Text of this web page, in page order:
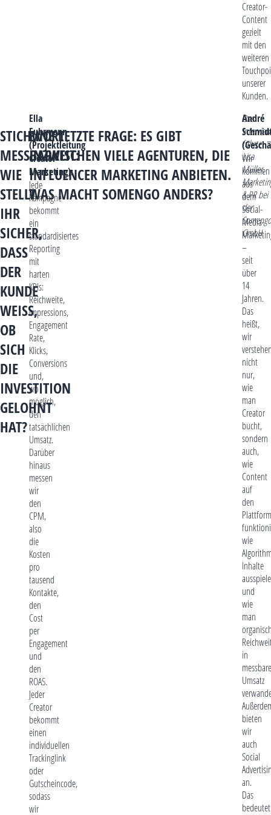
Creator-
Content
gezielt
mit den
weiteren
unserer
Kunden.
STICHWORT
MESSBARKEIT:
WIE
STELLT
IHR
SICHER,
DASS
DER
KUNDE
WEISS, O
B S
ICH D
IE I
NVESTITION G
ELOHNT H
AT?
Ella
Fuhrmann
(Projektleitung
Creator
Marketing):
Jede
Kampagne
bekommt
ein
standardisiertes
Reporting
mit
harten
KPIs:
Reichweite,
Impressions,
Engagement
Rate,
Klicks,
Conversions
und,
wo
möglich,
den
tatsächlichen
Umsatz.
Darüber
hinaus
messen
wir
den
CPM,
also
die
Kosten
pro
tausend
Kontakte,
den
Cost
per
Engagement
und
den
ROAS.
Jeder
Creator
bekommt
einen
individuellen
Trackinglink
oder
Gutscheincode,
sodass
wir
EINE LETZTE FRAGE: ES GIBT
INZWISCHEN VIELE AGENTUREN, DIE
INFLUENCER MARKETING ANBIETEN.
WAS MACHT SOMENGO ANDERS?
André
Wir
kommen
aus
dem
Social-
Media-
–
seit
über
14
Jahren.
Das
heißt,
wir
nicht
nur,
wie
man
Creator
bucht,
sondern
auch,
wie
Content
auf
den
wie
Inhalte
und
wie
man
in
Umsatz
bieten
wir
auch
Social
an.
Das
Das
Interview
führte
Lisa
Müller,
& PR bei
der
Somengo
GmbH.